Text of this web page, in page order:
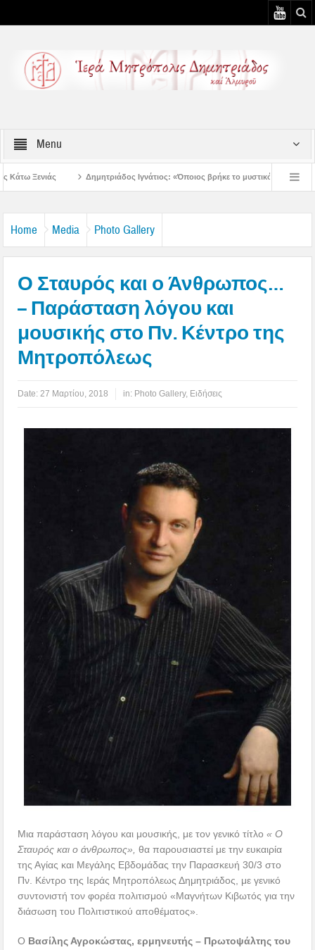
Menu
Ιγνάτιος: «Όποιος βρήκε το μυστικό της συγχώρεσης, βρήκε την
Home Media Photo Gallery
Ο Σταυρός και ο Άνθρωπος…
– Παράσταση λόγου και
μουσικής στο Πν. Κέντρο της
Μητροπόλεως
Date: 27 Μαρτίου, 2018 in: Photo Gallery, Ειδήσεις
Μια παράσταση λόγου και μουσικής, με τον γενικό τίτλο« Ο
Σταυρός και ο άνθρωπος», θα παρουσιαστεί με την ευκαιρία
της Αγίας και Μεγάλης Εβδομάδας την Παρασκευή 30/3 στο
Πν. Κέντρο της Ιεράς Μητροπόλεως Δημητριάδος, με γενικό
συντονιστή τον φορέα πολιτισμού «Μαγνήτων Κιβωτός για την
διάσωση του Πολιτιστικού αποθέματος».
Ο Βασίλης Αγροκώστας, ερμηνευτής – Πρωτοψάλτηςτου